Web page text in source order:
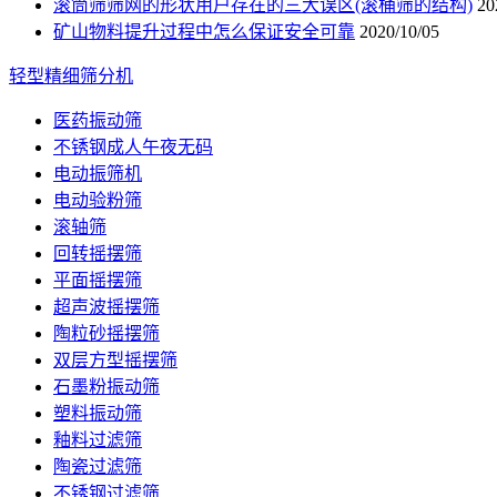
滚筒筛筛网的形状用户存在的三大误区(滚桶筛的结构)
矿山物料提升过程中怎么保证安全可靠 2020/10/05
轻型精细筛分机
医药振动筛
不锈钢成人午夜无码
电动振筛机
电动验粉筛
滚轴筛
回转摇摆筛
平面摇摆筛
超声波摇摆筛
陶粒砂摇摆筛
双层方型摇摆筛
石墨粉振动筛
塑料振动筛
釉料过滤筛
陶瓷过滤筛
不锈钢过滤筛